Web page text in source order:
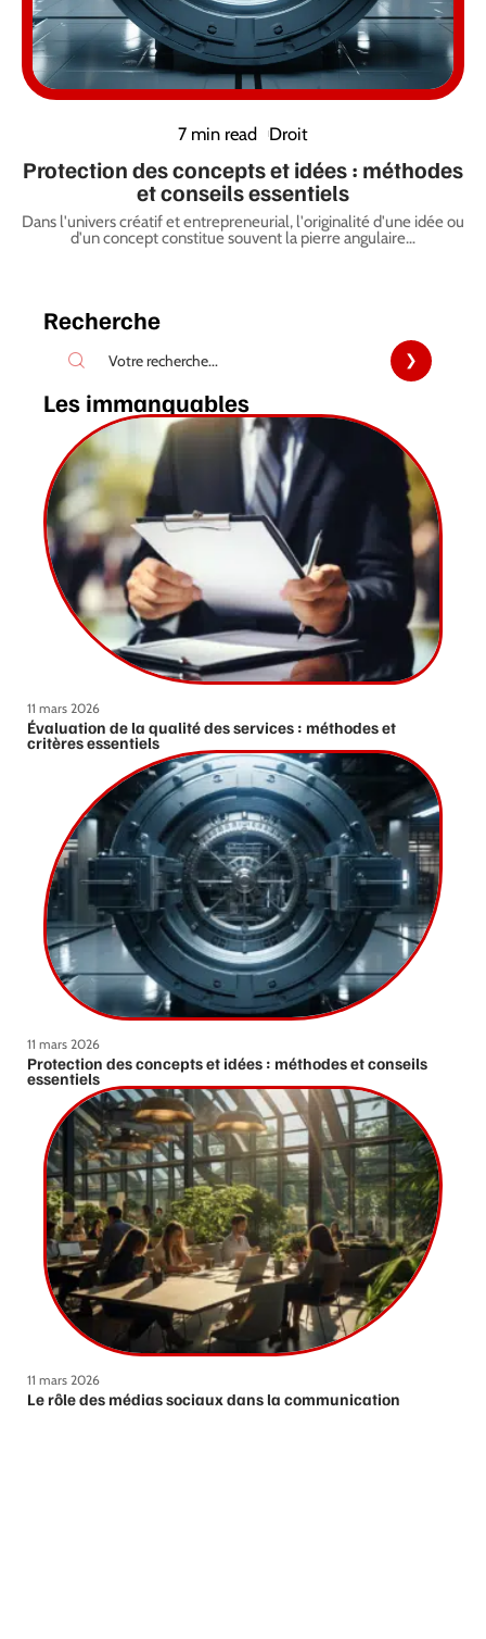
7 min read Droit
Protection des concepts et idées : méthodes
et conseils essentiels
Dans l'univers créatif et entrepreneurial, l'originalité d'une idée ou
d'un concept constitue souvent la pierre angulaire…
Recherche
Les immanquables
11 mars 2026
Évaluation de la qualité des services : méthodes et
critères essentiels
11 mars 2026
Protection des concepts et idées : méthodes et conseils
essentiels
11 mars 2026
Le rôle des médias sociaux dans la communication